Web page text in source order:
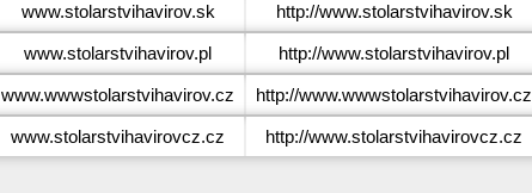
www.stolarstvihavirov.sk http://www.stolarstvihavirov.sk
www.stolarstvihavirov.pl http://www.stolarstvihavirov.pl
www.wwwstolarstvihavirov.cz http://www.wwwstolarstvihavirov.cz
www.stolarstvihavirovcz.cz http://www.stolarstvihavirovcz.cz